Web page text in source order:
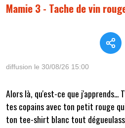
Mamie 3 - Tache de vin
diffusion le 30/08/26 15:00
Alors là, qu'est-ce que j'apprends...
tes copains avec ton petit rouge
ton tee-shirt blanc tout